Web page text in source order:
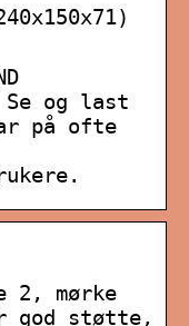
Se og last
på ofte
2, mørke
god støtte,